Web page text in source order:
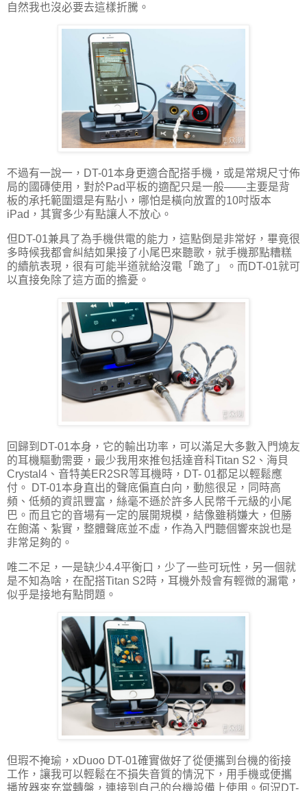
自然我也沒必要去這樣折騰。
不過有一說一，DT-01本身更適合配搭手機，或是常規尺寸佈
局的國磚使用，對於Pad平板的適配只是一般——主要是背
板的承托範圍還是有點小，哪怕是橫向放置的10吋版本
iPad，其實多少有點讓人不放心。
但DT-01兼具了為手機供電的能力，這點倒是非常好，畢竟很
多時候我都會糾結如果接了小尾巴來聽歌，就手機那點糟糕
的續航表現，很有可能半道就給沒電「跪了」。而DT-01就可
以直接免除了這方面的擔憂。
回歸到DT-01本身，它的輸出功率，可以滿足大多數入門燒友
的耳機驅動需要，最少我用來推包括達音科Titan S2、海貝
Crystal4、音特美ER2SR等耳機時，DT- 01都足以輕鬆應
付。 DT-01本身直出的聲底偏直白向，動態很足，同時高
頻、低頻的資訊豐富，絲毫不遜於許多人民幣千元級的小尾
巴。而且它的音場有一定的展開規模，結像雖稍嫌大，但勝
在飽滿、紮實，整體聲底並不虛，作為入門聽個響來說也是
非常足夠的。
唯二不足，一是缺少4.4平衡口，少了一些可玩性，另一個就
是不知為啥，在配搭Titan S2時，耳機外殼會有輕微的漏電，
似乎是接地有點問題。
但瑕不掩瑜，xDuoo DT-01確實做好了從便攜到台機的銜接
工作，讓我可以輕鬆在不損失音質的情況下，用手機或便攜
播放器來充當轉盤，連接到自己的台機設備上使用。何況DT-